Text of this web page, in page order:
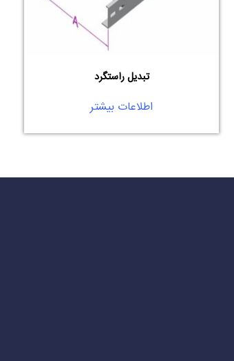
تبدیل راستگرد
اطلاعات بیشتر